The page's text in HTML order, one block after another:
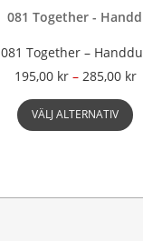
081 Together –
195,00 kr – 285,00 kr
VÄLJ ALTERNATIV